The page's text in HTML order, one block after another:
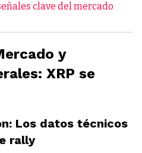
clave del mercado
y
XRP se
Los datos técnicos
rally